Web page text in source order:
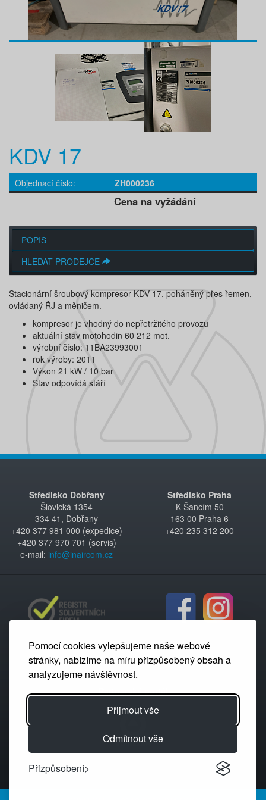
Pomocí cookies vylepšujeme naše webové
stránky, nabízíme na míru přizpůsobený obsah a
analyzujeme návštěvnost.
Přijmout vše
Odmítnout vše
Přizpůsobení
KDV 17
Objednací číslo ZH000236
Cena na vyžádání
POPIS
HLEDAT PRODEJCE
Stacionární šroubový kompresor KDV 17, poháněný přes řemen,
ovládaný ŘJ a měničem.
kompresor je vhodný do nepřetržitého provozu
aktuální stav motohodin 60 212 mot.
výrobní číslo: 11BA23993001
rok výroby: 2011
Výkon 21 kW / 10 bar
Stav odpovídá stáří
Středisko Dobřany
Šlovická 1354
334 41, Dobřany
+420 377 981 000 (expedice)
+420 377 970 701 (servis)
e-mail: info@inaircom.cz
Středisko Praha
K Šancím 50
163 00 Praha 6
+420 235 312 200
Partnerský portál